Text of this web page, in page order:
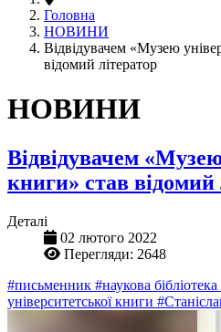
Головна
НОВИНИ
Відвідувачем «Музею
відомий літератор
НОВИНИ
Відвідувачем
книги» став відомий
Деталі
02 лютого 2022
Перегляди: 2648
#письменник #наукова
університетської книги